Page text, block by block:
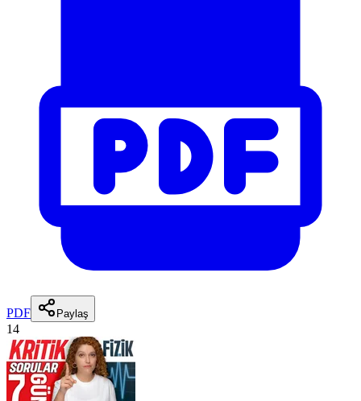
PDF Paylaş
14